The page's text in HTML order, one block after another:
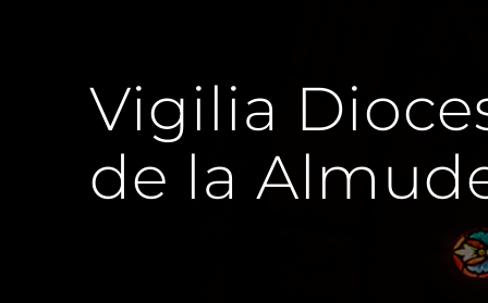
Vigilia
de la